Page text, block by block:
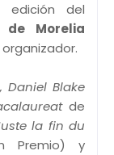
edición del
de Morelia
Daniel Blake
de
la fin du
Premio) y